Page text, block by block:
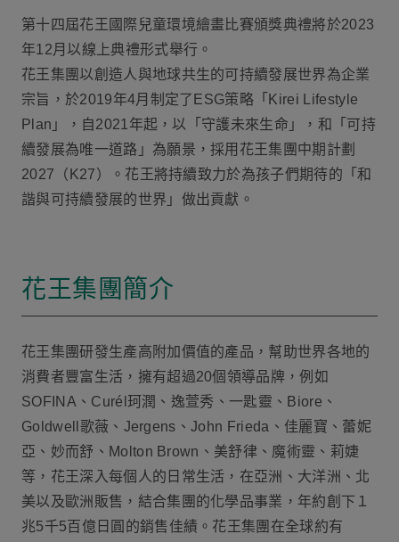
第十四屆花王國際兒童環境繪畫比賽頒獎典禮將於2023
年12月以線上典禮形式舉行。
花王集團以創造人與地球共生的可持續發展世界為企業
宗旨，於2019年4月制定了ESG策略「Kirei Lifestyle
Plan」，自2021年起，以「守護未來生命」，和「可持
續發展為唯一道路」為願景，採用花王集團中期計劃
2027（K27）。花王將持續致力於為孩子們期待的「和
諧與可持續發展的世界」做出貢獻。
花王集團簡介
花王集團研發生產高附加價值的產品，幫助世界各地的
消費者豐富生活，擁有超過20個領導品牌，例如
SOFINA、Curél珂潤、逸萱秀、一匙靈、Biore、
Goldwell歌薇、Jergens、John Frieda、佳麗寶、蕾妮
亞、妙而舒、Molton Brown、美舒律、魔術靈、莉婕
等，花王深入每個人的日常生活，在亞洲、大洋洲、北
美以及歐洲販售，結合集團的化學品事業，年約創下１
兆5千5百億日圓的銷售佳績。花王集團在全球約有